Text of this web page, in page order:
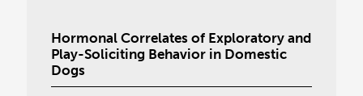
Hormonal Correlates of Exploratory and
Play-Soliciting Behavior in Domestic
Dogs